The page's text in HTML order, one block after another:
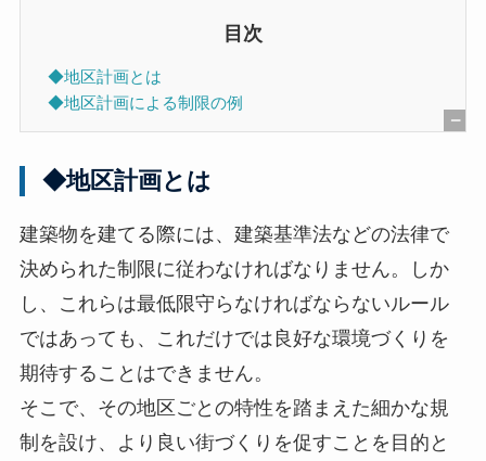
目次
[
示
◆地区計画とは
◆地区計画による制限の例
◆地区計画とは
建築物を建てる際には、建築基準法などの法律で
決められた制限に従わなければなりません。しか
し、これらは最低限守らなければならないルール
ではあっても、これだけでは良好な環境づくりを
期待することはできません。
そこで、その地区ごとの特性を踏まえた細かな規
制を設け、より良い街づくりを促すことを目的と